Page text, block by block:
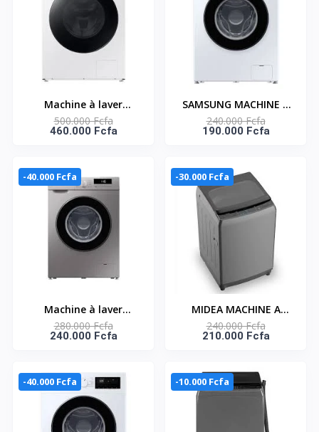
Machine à laver
Samsung – 12KG –
Ouverture frontale –
Séchage – Essorage –
Rinçage – Wi-Fi intégré
– Bouton + tactile –
WW12BB944DGMNQ
500.000 Fcfa
460.000 Fcfa
SAMSUNG MACHINE A
LAVER 7KG FRONT
LOAD DIGITAL
WW70FG3M05AWNQ
240.000 Fcfa
190.000 Fcfa
-40.000 Fcfa
Machine à laver
Samsung – 7KG –
Ouverture frontale –
WW70T3010BS/NQ
280.000 Fcfa
240.000 Fcfa
-30.000 Fcfa
MIDEA MACHINE A
LAVER 10.5KG TOP
LOAD AUTOMATIQUE-
HEALTHGUARD -
MA200W105/G
240.000 Fcfa
210.000 Fcfa
-40.000 Fcfa -10.000 Fcfa